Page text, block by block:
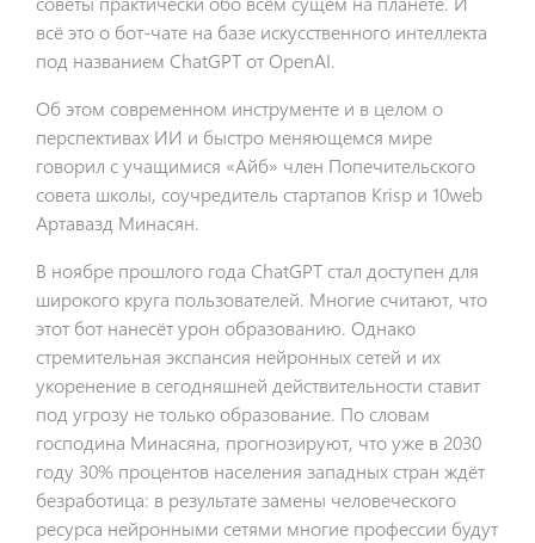
всё это о бот-чате на базе искусственного интеллекта
под названием ChatGPT от OpenAI.
Об этом современном инструменте и в целом о
перспективах ИИ и быстро меняющемся мире
говорил с учащимися «Айб» член Попечительского
совета школы, соучредитель стартапов Krisp и 10web
Артавазд Минасян.
В ноябре прошлого года ChatGPT стал доступен для
широкого круга пользователей. Многие считают, что
этот бот нанесёт урон образованию. Однако
стремительная экспансия нейронных сетей и их
укоренение в сегодняшней действительности ставит
под угрозу не только образование. По словам
господина Минасяна, прогнозируют, что уже в 2030
году 30% процентов населения западных стран ждёт
безработица: в результате замены человеческого
ресурса нейронными сетями многие профессии будут